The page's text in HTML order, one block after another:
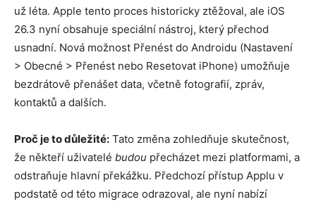
už léta. Apple tento proces historicky ztěžoval, ale iOS
26.3 nyní obsahuje speciální nástroj, který přechod
usnadní. Nová možnost Přenést do Androidu (Nastavení
> Obecné > Přenést nebo Resetovat iPhone) umožňuje
bezdrátově přenášet data, včetně fotografií, zpráv,
kontaktů a dalších.
Proč je to důležité: Tato změna zohledňuje skutečnost,
že někteří uživatelé budou přecházet mezi platformami, a
odstraňuje hlavní překážku. Předchozí přístup Applu v
podstatě od této migrace odrazoval, ale nyní nabízí